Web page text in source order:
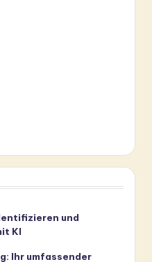
und
KI
Ihr umfassender